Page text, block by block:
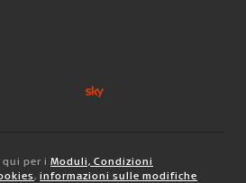
qui per i Moduli, Condizioni
, informazioni sulle modifiche